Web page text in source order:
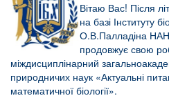
Вітаю Вас! Після
на базі Інституту
О.В.Палладіна НАН
продовжує свою
міждисциплінарний
природничих наук «Актуальні
математичної біології».